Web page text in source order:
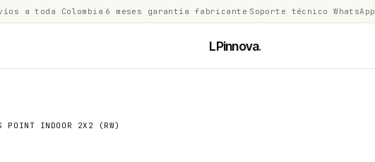
a toda Colombia 6 meses garantía fabricante Soporte técnico WhatsApp
LPinnova.
POINT INDOOR 2X2 (RW)